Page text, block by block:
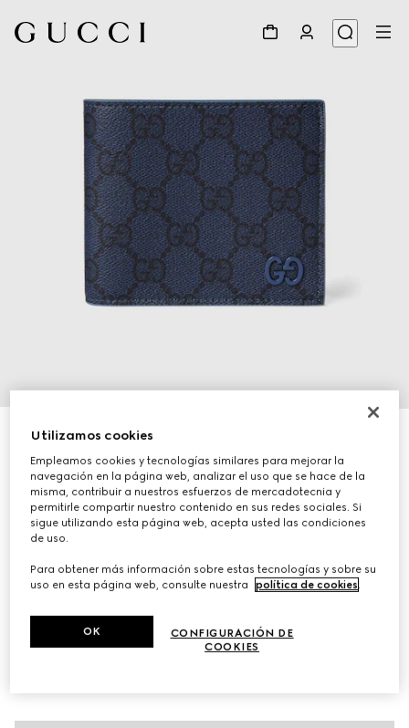
Personalizar con las iniciales
Cartera con dos pliegues, GG e interior azul
€ 380
Variaciones GG supreme azul oscuro
Utilizamos cookies
Empleamos cookies y tecnologías similares para mejorar la
navegación en la página web, analizar el uso que se hace de la
misma, contribuir a nuestros esfuerzos de mercadotecnia y
permitirle compartir nuestro contenido en sus redes sociales. Si
sigue utilizando esta página web, acepta usted las condiciones
de uso.
Para obtener más información sobre estas tecnologías y sobre su
uso en esta página web, consulte nuestra
política de cookies
CONFIGURACIÓN DE
COOKIES
OK